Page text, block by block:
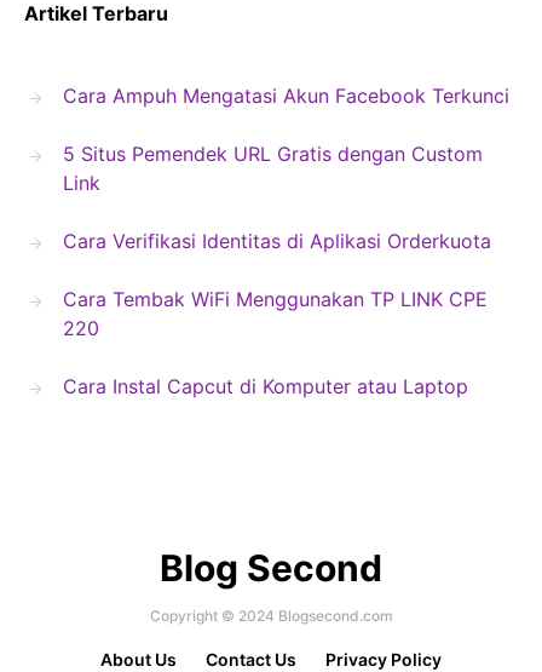
Artikel Terbaru
Cara Ampuh Mengatasi Akun Facebook Terkunci
5 Situs Pemendek URL Gratis dengan Custom
Link
Cara Verifikasi Identitas di Aplikasi Orderkuota
Cara Tembak WiFi Menggunakan TP LINK CPE
220
Cara Instal Capcut di Komputer atau Laptop
Blog Second
Copyright © 2024 Blogsecond.com
About Us Contact Us Privacy Policy